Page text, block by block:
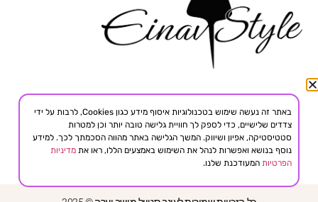
באתר זה נעשה שימוש בטכנולוגיות איסוף מידע כגון Cookies, לרבות על ידי
צדדים שלישיים, כדי לספק לך חוויית גלישה טובה יותר וכן למטרות
סטטיסטיקה, אפיון ושיווק. המשך הגלישה באתר מהווה הסכמתך לכך. למידע
נוסף בנושא ואפשרות לנהל את השימוש באמצעים הללו, ראו את מדיניות
הפרטיות המעודכנת שלנו.